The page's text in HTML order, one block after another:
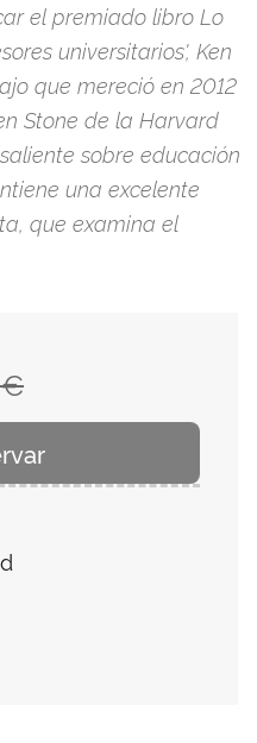
el premiado libro Lo
universitarios', Ken
que mereció en 2012
Stone de la Harvard
sobre educación
una excelente
que examina el